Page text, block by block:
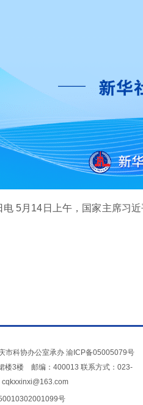
电 5月14日上午，国家主席习
市科协办公室承办 渝ICP备05005079号
楼3楼 邮编：400013 联系方式：023-
号